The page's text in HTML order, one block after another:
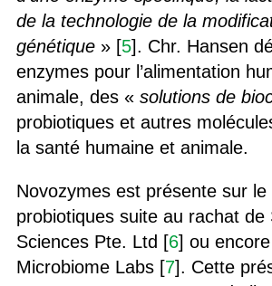
de la technologie de la
génétique» [5]. Chr. Hansen
enzymes pour l’alimentation
animale, des « solutions de
probiotiques et autres
la santé humaine et animale.
Novozymes est présente sur
probiotiques suite au rachat de
Sciences Pte. Ltd [6] ou
Microbiome Labs [7]. Cette